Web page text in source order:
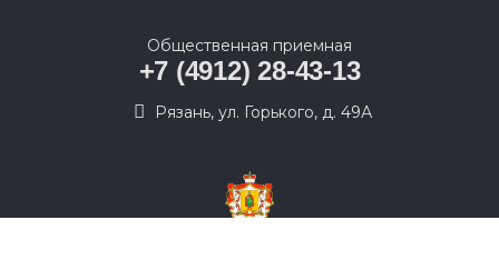
Общественная приемная
+7 (4912) 28-43-13
Рязань, ул. Горького, д. 49А